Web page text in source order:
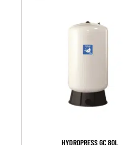
HYDROPRESS GC 80L